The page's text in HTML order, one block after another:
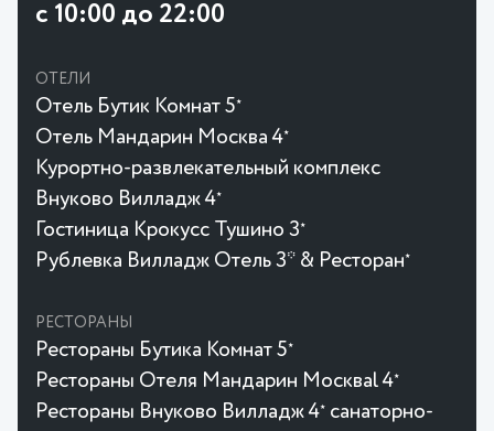
с 10:00 до 22:00
ОТЕЛИ
Отель Бутик Комнат 5★
Отель Мандарин Москва 4★
Курортно-развлекательный комплекс
Внуково Вилладж 4★
Гостиница Крокусc Тушино 3★
Рублевка Вилладж Отель 3* & Ресторан★
РЕСТОРАНЫ
Рестораны Бутика Комнат 5★
Рестораны Отеля Мандарин Москваl 4★
Рестораны Внуково Вилладж 4★
санаторно-